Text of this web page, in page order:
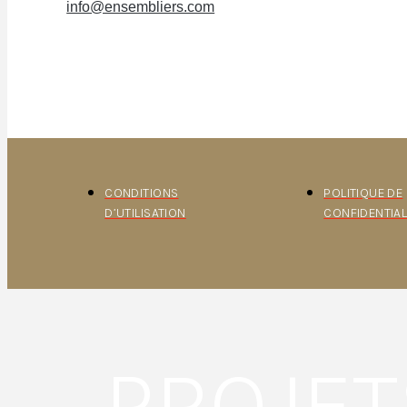
info@ensembliers.com
CONDITIONS
D’UTILISATION
POLITIQUE DE